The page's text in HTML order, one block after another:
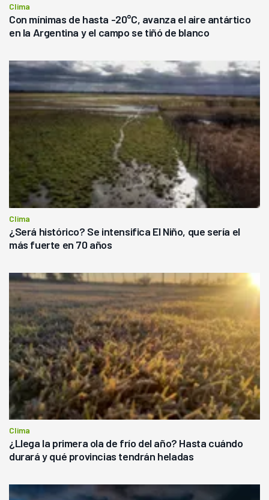
Clima
Con mínimas de hasta -20°C, avanza el aire antártico
en la Argentina y el campo se tiñó de blanco
Clima
¿Será histórico? Se intensifica El Niño, que sería el
más fuerte en 70 años
Clima
¿Llega la primera ola de frío del año? Hasta cuándo
durará y qué provincias tendrán heladas